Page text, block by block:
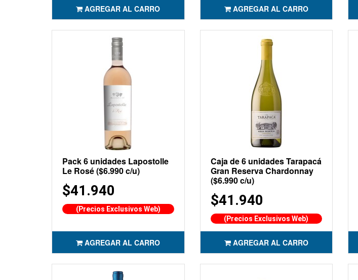
AGREGAR AL CARRO AGREGAR AL CARRO
Pack 6 unidades Lapostolle
Le Rosé ($6.990 c/u)
$41.940
(Precios Exclusivos Web)
AGREGAR AL CARRO
Caja de 6 unidades Tarapacá
Gran Reserva Chardonnay
($6.990 c/u)
$41.940
(Precios Exclusivos Web)
AGREGAR AL CARRO